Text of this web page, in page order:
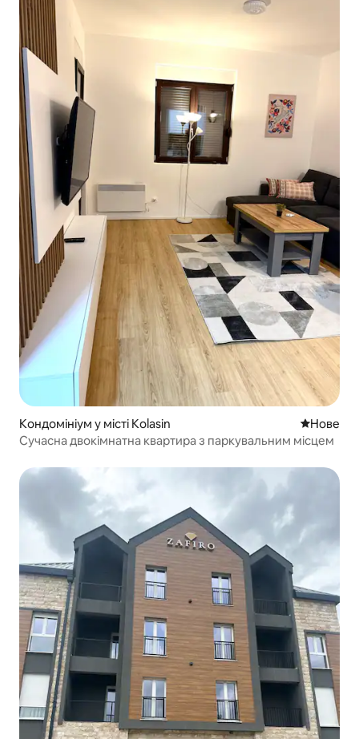
Кондомініум у місті Kolasin Нове
Нове
Сучасна двокімнатна квартира з паркувальним місцем